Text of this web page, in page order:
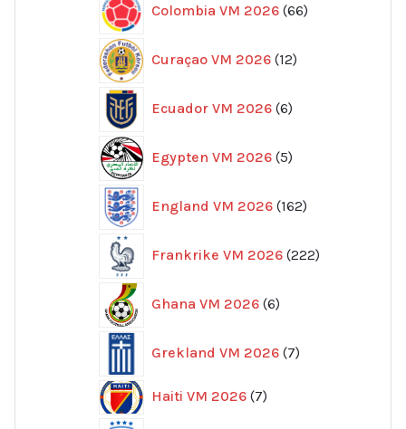
Colombia VM 2026 66
produkter
Curaçao VM 2026 12
produkter
Ecuador VM 2026 6
produkter
Egypten VM 2026 5
produkter
England VM 2026 162
produkter
Frankrike VM 2026 222
produkter
Ghana VM 2026 6
produkter
Grekland VM 2026 7
produkter
Haiti VM 2026 77